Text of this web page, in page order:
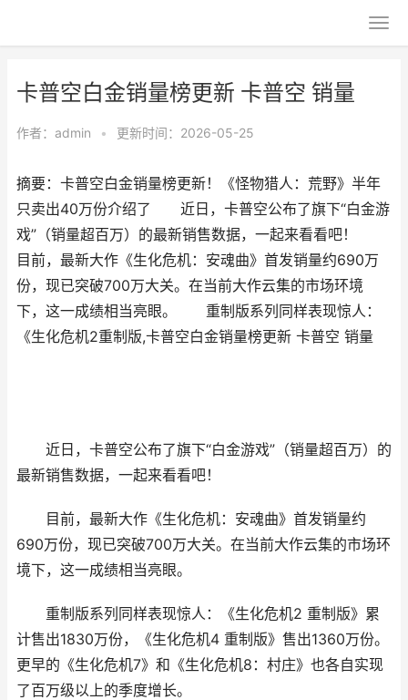
卡普空白金销量榜更新 卡普空 销量
作者： admin • 更新时间：2026-05-25
摘要：卡普空白金销量榜更新！《怪物猎人：荒野》半年
只卖出40万份介绍了 近日，卡普空公布了旗下“白金游
戏”（销量超百万）的最新销售数据，一起来看看吧！
目前，最新大作《生化危机：安魂曲》首发销量约690万
份，现已突破700万大关。在当前大作云集的市场环境
下，这一成绩相当亮眼。 重制版系列同样表现惊人：
《生化危机2重制版,卡普空白金销量榜更新 卡普空 销量
近日，卡普空公布了旗下“白金游戏”（销量超百万）的
最新销售数据，一起来看看吧！
目前，最新大作《生化危机：安魂曲》首发销量约
690万份，现已突破700万大关。在当前大作云集的市场环
境下，这一成绩相当亮眼。
重制版系列同样表现惊人：《生化危机2 重制版》累
计售出1830万份，《生化危机4 重制版》售出1360万份。
更早的《生化危机7》和《生化危机8：村庄》也各自实现
了百万级以上的季度增长。